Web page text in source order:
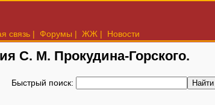
связь | Форумы | ЖЖ | Новости
С. М. Прокудина-Горского.
Быстрый поиск: